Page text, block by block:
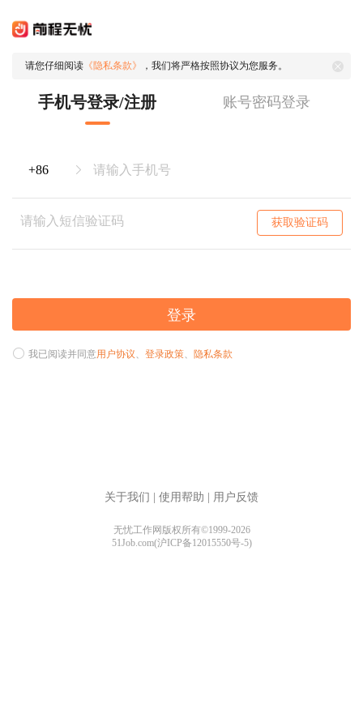
请您仔细阅读 《隐私条款》 ，我们将严格按照协议为您服务。
手机号登录/注册 账号密码登录
获取验证码
登录
我已阅读并同意用户协议、 登录政策、 隐私条款
关于我们 使用帮助 用户反馈
无忧工作网版权所有©1999-2026
51Job.com(沪ICP备12015550号-5)